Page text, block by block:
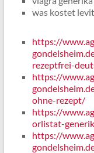
was kostet
https://
rezeptfrei-
https://
ohne-rezept/
https://
orlistat-
https://